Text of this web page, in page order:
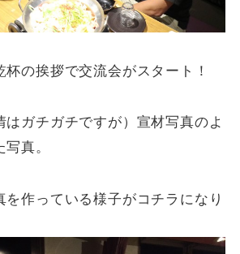
の挨拶で交流会がスタート！
はガチガチですが）宣材写真のよ
真。
を作っている様子がコチラになり